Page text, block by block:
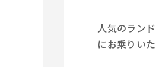
人気のラン
にお乗りい